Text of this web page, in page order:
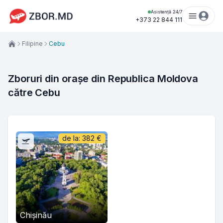
Asistență 24/7
+373 22 844 111
Filipine Cebu
Zboruri din orașe din Republica Moldova
către Cebu
Chișinău
de la: 382 €